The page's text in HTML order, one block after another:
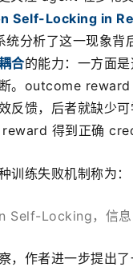
Self-Locking in
统分析了这一现象
合的能力：一方面
。outcome reward
反馈，后者就缺少
得到正确
训练失败机制称为：
Self-Locking，信息
，作者进一步提出了